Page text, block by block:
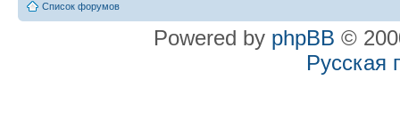
Список форумов
Powered by phpBB ©
Русская